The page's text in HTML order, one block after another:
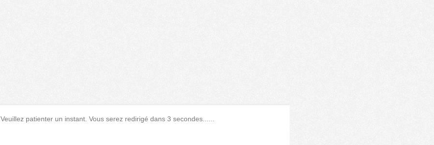
Veuillez patienter un instant. Vous serez redirigé dans 3 secondes......